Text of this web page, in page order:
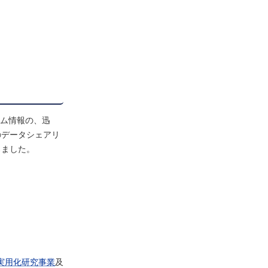
情報の、迅
ータシェアリ
した。
用化研究事業及